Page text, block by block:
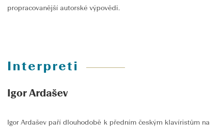
propracovanější autorské výpovědi.
Interpreti
Igor Ardašev
Igor Ardašev paří dlouhodobě k předním českým klavíristům na